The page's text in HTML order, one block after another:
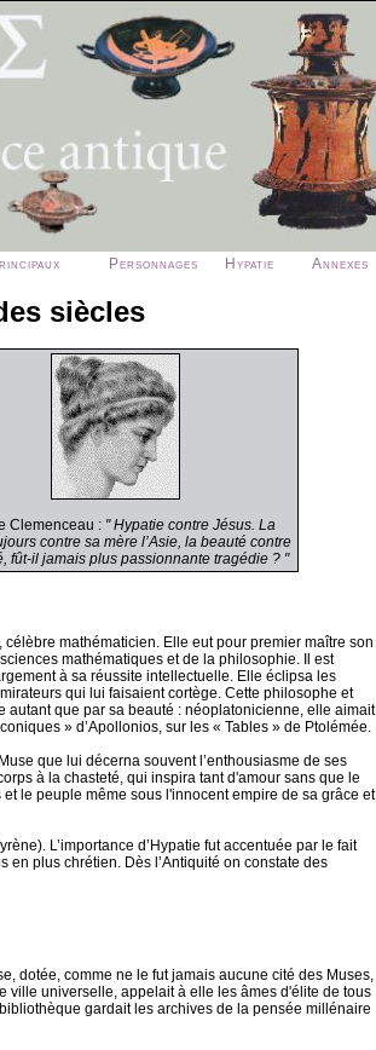
Personnages Hypatie Annexes
siècles
Clemenceau : " Hypatie contre Jésus. La
contre sa mère l’Asie, la beauté contre
fût-il jamais plus passionnante tragédie ? "
mathématicien. Elle eut pour premier maître son
mathématiques et de la philosophie. Il est
à sa réussite intellectuelle. Elle éclipsa les
qui lui faisaient cortège. Cette philosophe et
que par sa beauté : néoplatonicienne, elle aimait
» d’Apollonios, sur les « Tables » de Ptolémée.
que lui décerna souvent l’enthousiasme de ses
à la chasteté, qui inspira tant d'amour sans que le
le peuple même sous l'innocent empire de sa grâce et
L’importance d’Hypatie fut accentuée par le fait
en plus chrétien. Dès l’Antiquité on constate des
dotée, comme ne le fut jamais aucune cité des Muses,
ville universelle, appelait à elle les âmes d'élite de tous
gardait les archives de la pensée millénaire